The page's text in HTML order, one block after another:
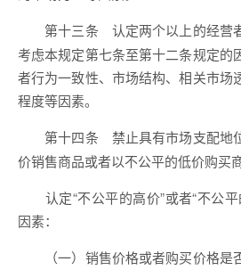
第十三条 认定两个以上的经营
考虑本规定第七条至第十二条规定的
者行为一致性、市场结构、相关市场
程度等因素。
第十四条 禁止具有市场支配地
价销售商品或者以不公平的低价购买商
认定“不公平的高价”或者“不公平
因素：
（一）销售价格或者购买价格是